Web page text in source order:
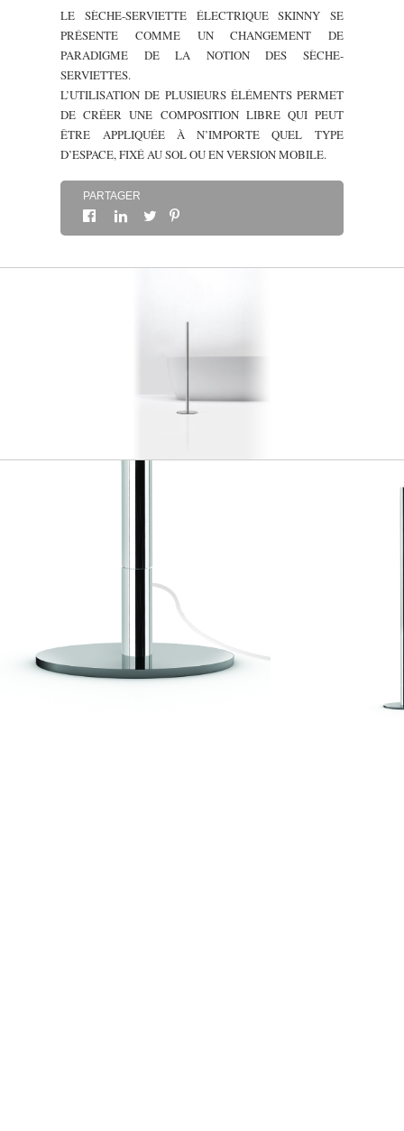
LE SÈCHE-SERVIETTE ÉLECTRIQUE SKINNY SE
PRÉSENTE COMME UN CHANGEMENT DE
PARADIGME DE LA NOTION DES SÈCHE-
SERVIETTES.
L’UTILISATION DE PLUSIEURS ÉLÉMENTS PERMET
DE CRÉER UNE COMPOSITION LIBRE QUI PEUT
ÊTRE APPLIQUÉE À N’IMPORTE QUEL TYPE
D’ESPACE, FIXÉ AU SOL OU EN VERSION MOBILE.
PARTAGER
À PROPOS
CONTACT